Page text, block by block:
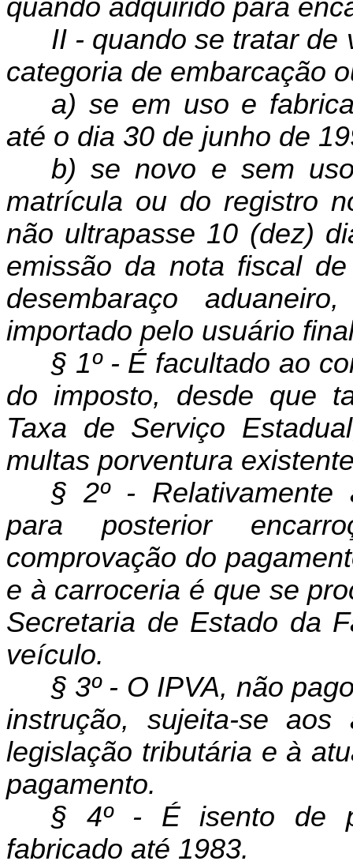
quando adquirido para
II - quando se tratar de
categoria de embarcação
a) se em uso e
até o dia 30 de junho de
b) se novo e sem
matrí­cula ou do registro
não ultrapasse 10 (dez)
emissão da nota fiscal
desembaraço
importado pelo usuário
§ 1º - É facultado ao
do imposto, desde que
Taxa de Serviço
multas porventura
§ 2º - Relativamente
para posterior
comprovação do
e à carroceria é que se
Secretaria de Estado da
veí­culo.
§ 3º - O IPVA, não
instrução, sujeita-se aos
legislação tributária e à
pagamento.
§ 4º - É isento de
fabricado até 1983.